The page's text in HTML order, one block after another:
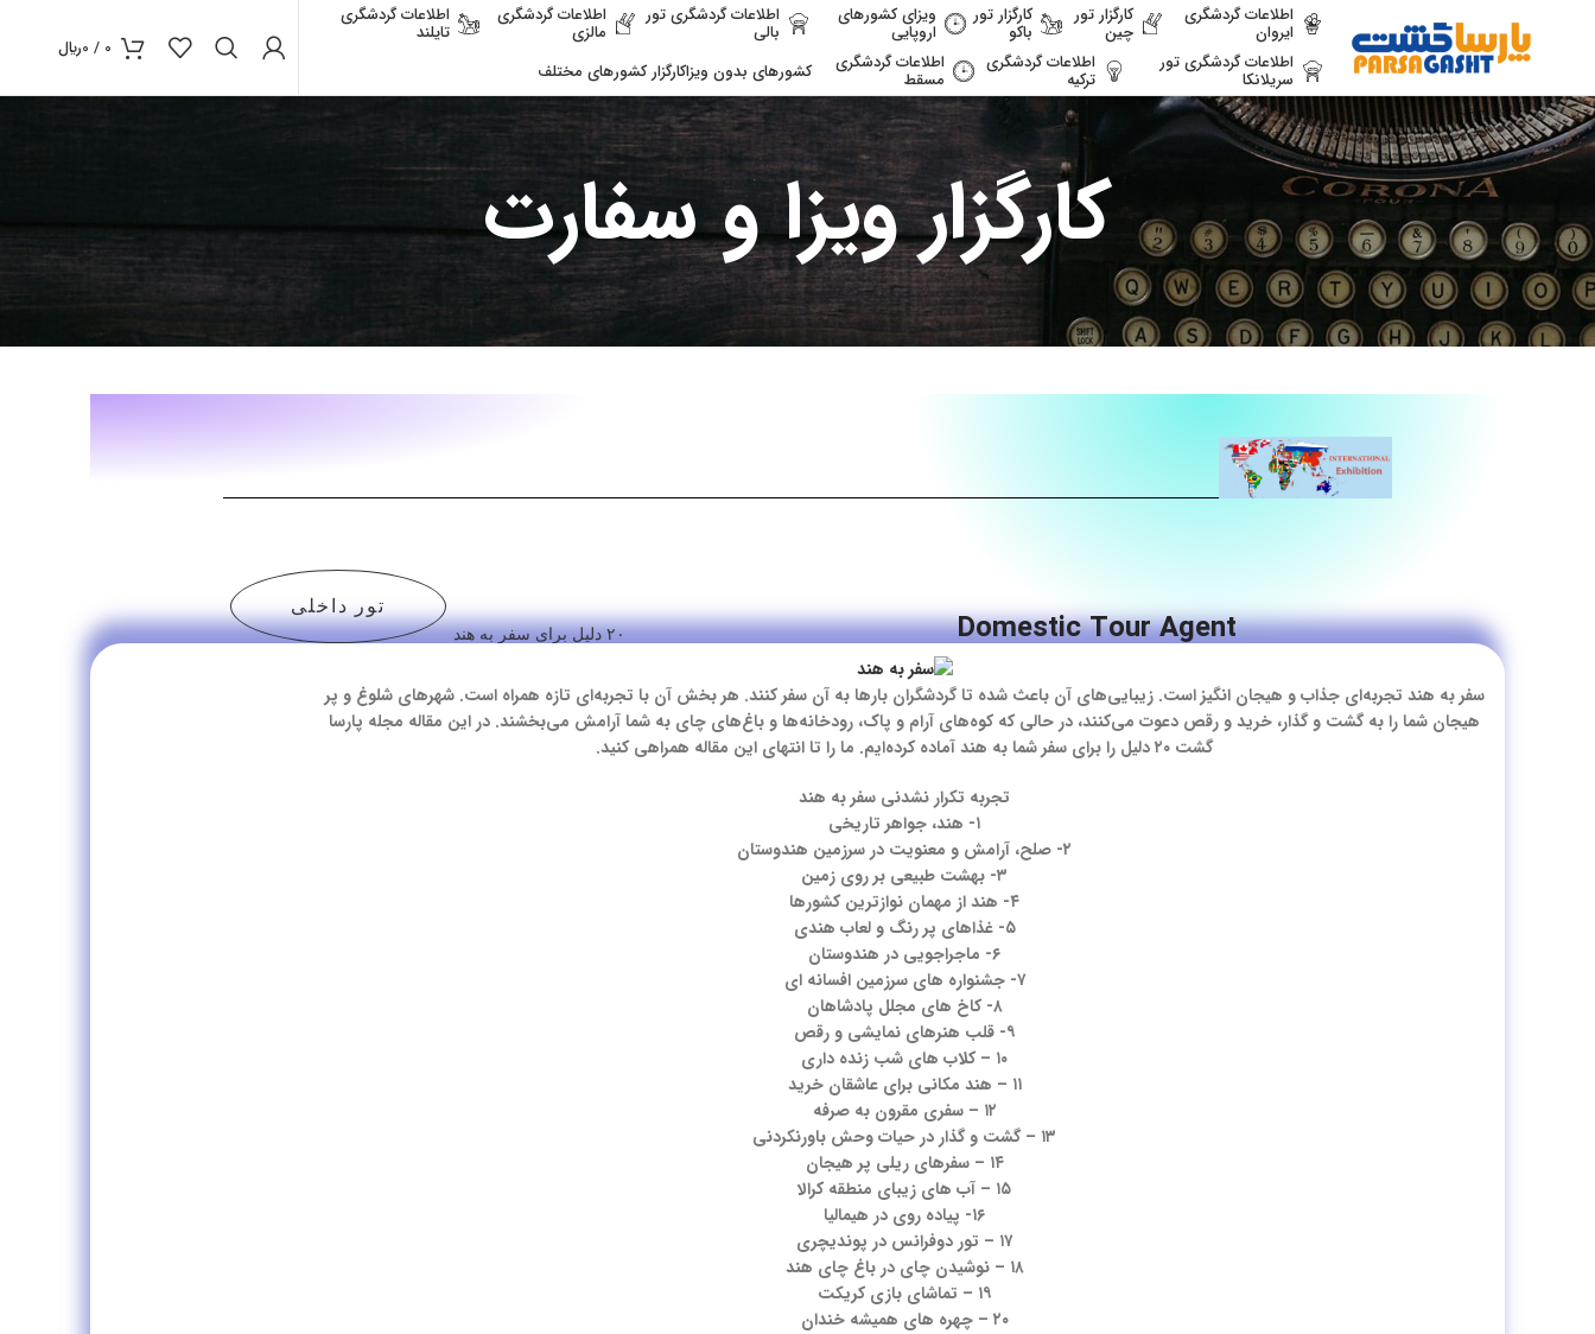
اطلاعات گردشگری
ایروان
کارگزار تور
چین
کارگزار تور
باکو
ویزای کشورهای
اروپایی
اطلاعات گردشگری تور
بالی
اطلاعات گردشگری
مالزی
اطلاعات گردشگری
تایلند
اطلاعات گردشگری تور
سریلانکا
اطلاعات گردشگری
ترکیه
اطلاعات گردشگری
مسقط کشورهای بدون ویزاکارگزار کشورهای مختلف
0
/
0﷼
کارگزار ویزا و سفارت
Domestic Tour Agent ۲۰ دلیل برای سفر به هند
تور داخلی
سفر به هند تجربه‌ای جذاب و هیجان انگیز است. زیبایی‌های آن باعث شده تا گردشگران بارها به آن سفر کنند. هر بخش آن با تجربه‌ای تازه همراه است. شهرهای شلوغ و پر
هیجان شما را به گشت و گذار، خرید و رقص دعوت می‌کنند، در حالی که کوه‌های آرام و پاک، رودخانه‌ها و باغ‌های چای به شما آرامش می‌بخشند. در این مقاله مجله پارسا
گشت ۲۰ دلیل را برای سفر شما به هند آماده کرده‌ایم. ما را تا انتهای این مقاله همراهی کنید.
تجربه تکرار نشدنی سفر به هند
۱- هند، جواهر تاریخی
۲- صلح، آرامش و معنویت در سرزمین هندوستان
۳- بهشت طبیعی بر روی زمین
۴- هند از مهمان نوازترین کشورها
۵- غذاهای پر رنگ و لعاب هندی
۶- ماجراجویی در هندوستان
۷- جشنواره‌ های سرزمین افسانه ای
۸- کاخ‌ های مجلل پادشاهان
۹- قلب هنرهای نمایشی و رقص
۱۰ – کلاب‌ های شب زنده داری
۱۱ – هند مکانی برای عاشقان خرید
۱۲ – سفری مقرون به صرفه
۱۳ – گشت و گذار در حیات وحش باورنکردنی
۱۴ – سفرهای ریلی پر هیجان
۱۵ – آب‌ های زیبای منطقه کرالا
۱۶- پیاده روی در هیمالیا
۱۷ – تور دوفرانس در پوندیچری
۱۸ – نوشیدن چای در باغ چای هند
۱۹ – تماشای بازی کریکت
۲۰ – چهره‌ های همیشه خندان